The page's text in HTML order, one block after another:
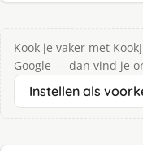
Kook je vaker met
Google — dan vind je
Instellen als